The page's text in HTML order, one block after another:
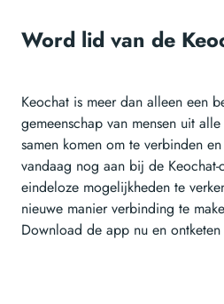
Word lid van de
Keochat is meer dan alleen een
gemeenschap van mensen uit
samen komen om te verbinden
vandaag nog aan bij de
eindeloze mogelijkheden te
nieuwe manier verbinding te
Download de app nu en